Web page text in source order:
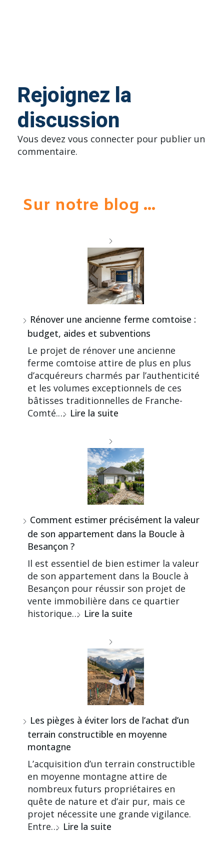
Rejoignez la
discussion
Vous devez vous connecter pour publier un
commentaire.
Sur notre blog ...
Rénover une ancienne ferme comtoise :
budget, aides et subventions
Le projet de rénover une ancienne
ferme comtoise attire de plus en plus
d’acquéreurs charmés par l’authenticité
et les volumes exceptionnels de ces
bâtisses traditionnelles de Franche-
Comté.… Lire la suite
Comment estimer précisément la valeur
de son appartement dans la Boucle à
Besançon ?
Il est essentiel de bien estimer la valeur
de son appartement dans la Boucle à
Besançon pour réussir son projet de
vente immobilière dans ce quartier
historique… Lire la suite
Les pièges à éviter lors de l’achat d’un
terrain constructible en moyenne
montagne
L’acquisition d’un terrain constructible
en moyenne montagne attire de
nombreux futurs propriétaires en
quête de nature et d’air pur, mais ce
projet nécessite une grande vigilance.
Entre… Lire la suite